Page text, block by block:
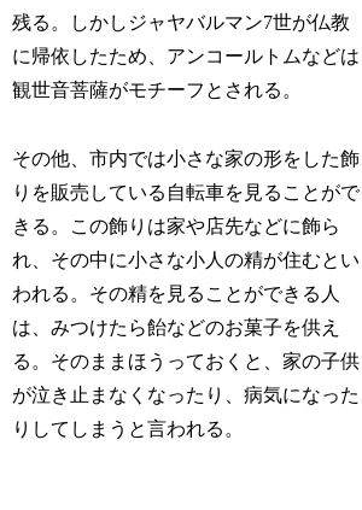
残る。しかしジャヤバルマン7世が仏教
に帰依したため、アンコールトムなどは
観世音菩薩がモチーフとされる。
その他、市内では小さな家の形をした飾
りを販売している自転車を見ることがで
きる。この飾りは家や店先などに飾ら
れ、その中に小さな小人の精が住むとい
われる。その精を見ることができる人
は、みつけたら飴などのお菓子を供え
る。そのままほうっておくと、家の子供
が泣き止まなくなったり、病気になった
りしてしまうと言われる。